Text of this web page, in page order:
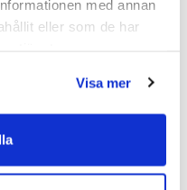
med annan
eller som de har
Visa mer
även